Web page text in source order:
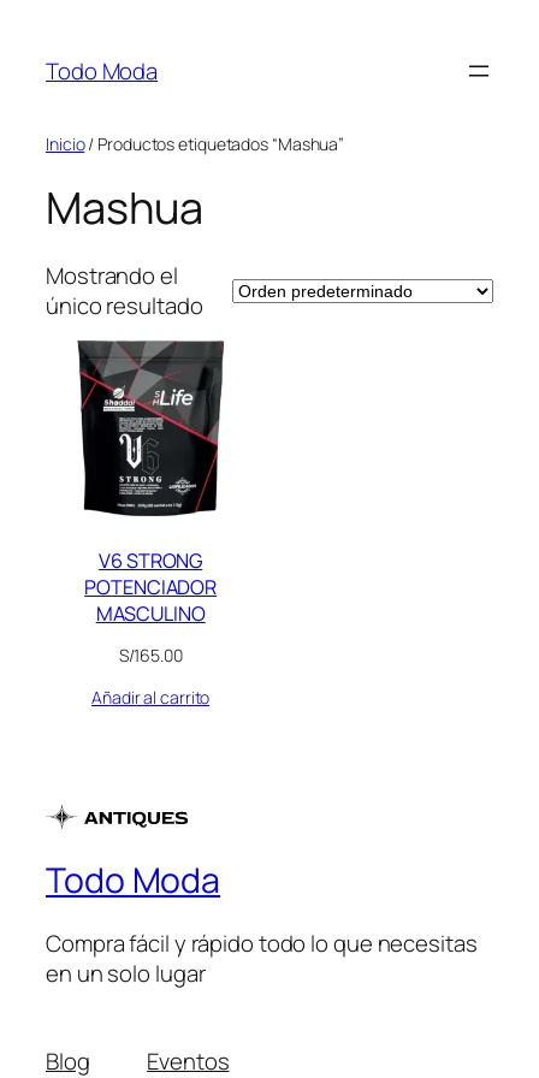
contenido
Todo Moda
Inicio/ Productos etiquetados “Mashua”
Mashua
Mostrando el
único resultado
V6 STRONG
POTENCIADOR
MASCULINO
S/165.00
Añadir al carrito
Todo Moda
Compra fácil y rápido todo lo que necesitas
en un solo lugar
Blog
Eventos